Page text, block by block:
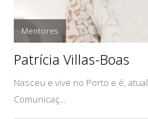
Mentores
Patrícia Villas-Boas
Nasceu e vive no Porto e é,
Comunicaç...